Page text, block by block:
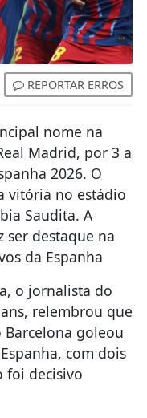
REPORTAR ERROS
nome na
Madrid, por 3 a
2026. O
vitória no estádio
Saudita. A
destaque na
da Espanha
o jornalista do
relembrou que
Barcelona goleou
com dois
foi decisivo